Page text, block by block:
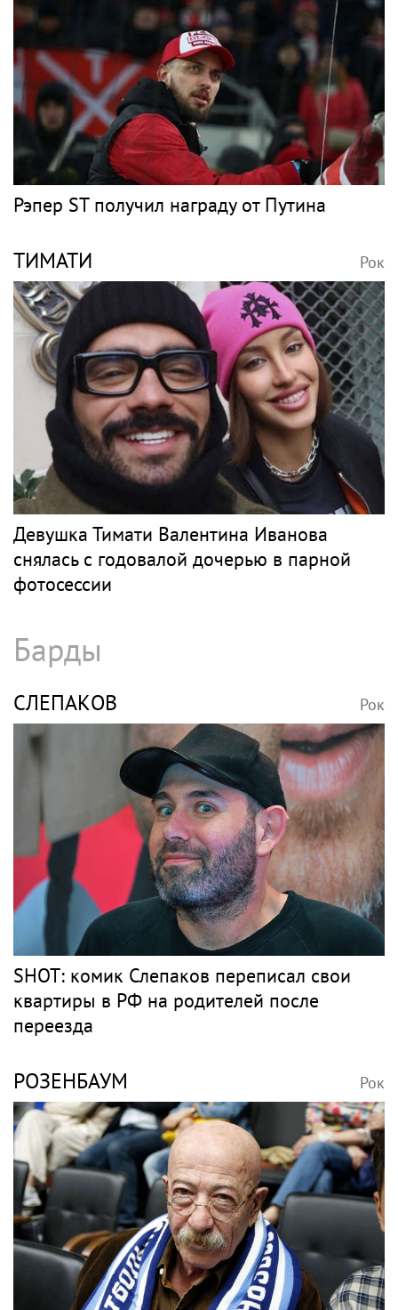
Рэпер ST получил награду от Путина
ТИМАТИ Рок
Девушка Тимати Валентина Иванова
снялась с годовалой дочерью в парной
фотосессии
Барды
СЛЕПАКОВ Рок
SHOT: комик Слепаков переписал свои
квартиры в РФ на родителей после
переезда
РОЗЕНБАУМ Рок